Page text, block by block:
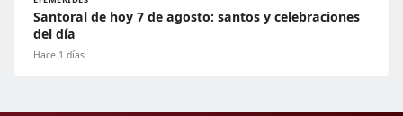
Santoral de hoy 7 de agosto: santos y celebraciones
del día
Hace 1 días